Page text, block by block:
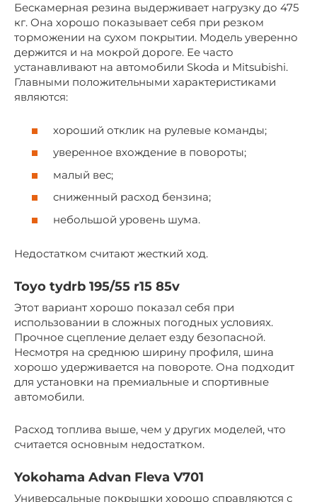
Бескамерная резина выдерживает нагрузку до 475
кг. Она хорошо показывает себя при резком
торможении на сухом покрытии. Модель уверенно
держится и на мокрой дороге. Ее часто
устанавливают на автомобили Skoda и Mitsubishi.
Главными положительными характеристиками
являются:
хороший отклик на рулевые команды;
уверенное вхождение в повороты;
малый вес;
сниженный расход бензина;
небольшой уровень шума.
Недостатком считают жесткий ход.
Toyo tydrb 195/55 r15 85v
Этот вариант хорошо показал себя при
использовании в сложных погодных условиях.
Прочное сцепление делает езду безопасной.
Несмотря на среднюю ширину профиля, шина
хорошо удерживается на повороте. Она подходит
для установки на премиальные и спортивные
автомобили.
Расход топлива выше, чем у других моделей, что
считается основным недостатком.
Yokohama Advan Fleva V701
Универсальные покрышки хорошо справляются с